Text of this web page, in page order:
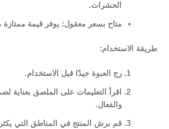
الحشرات.
متاح بسعر معقول: يوفر قيمة ممتازة
طريقة الاستخدام:
رج العبوة جيدًا قبل الاستخدام.
اقرأ التعليمات على الملصق بعناية
والفعال.
قم برش المنتج في المناطق التي